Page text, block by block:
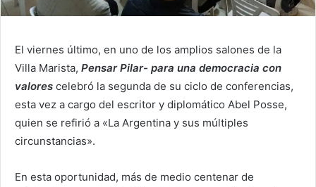
El viernes último, en uno de los amplios salones de la
Villa Marista, Pensar Pilar- para una democracia con
valores celebró la segunda de su ciclo de conferencias,
esta vez a cargo del escritor y diplomático Abel Posse,
quien se refirió a «La Argentina y sus múltiples
circunstancias».
En esta oportunidad, más de medio centenar de